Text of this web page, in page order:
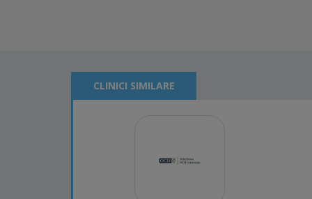
CLINICI SIMILARE